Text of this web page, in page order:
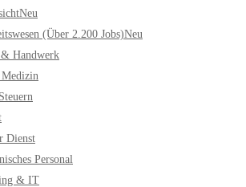
Neu
(über 2.200 Jobs)Neu
Handwerk
Dienst
Personal
& IT